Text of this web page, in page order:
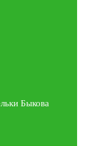
Быкова